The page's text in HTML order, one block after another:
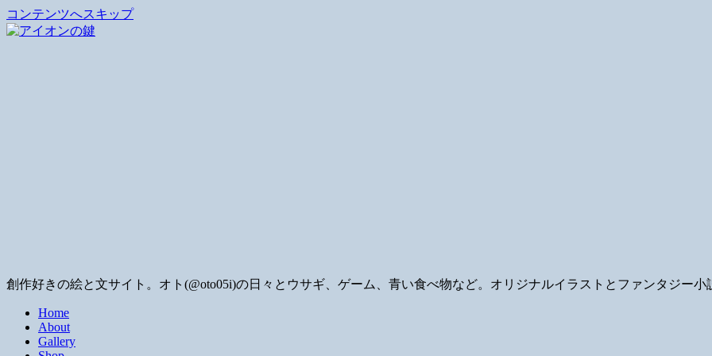
コンテンツへスキップ
創作好きの絵と文サイト。オト(@oto05i)の日々とウサギ、ゲーム、青い食べ物など。オリジナルイラストとファンタジー小
Home
About
Gallery